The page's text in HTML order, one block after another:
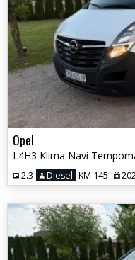
Opel
2.3 Diesel KM 145